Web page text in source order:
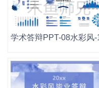
学术答辩PPT-08水彩风-